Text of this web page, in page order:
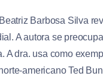
Barbosa Silva
A autora se
A dra. usa como
americano Ted